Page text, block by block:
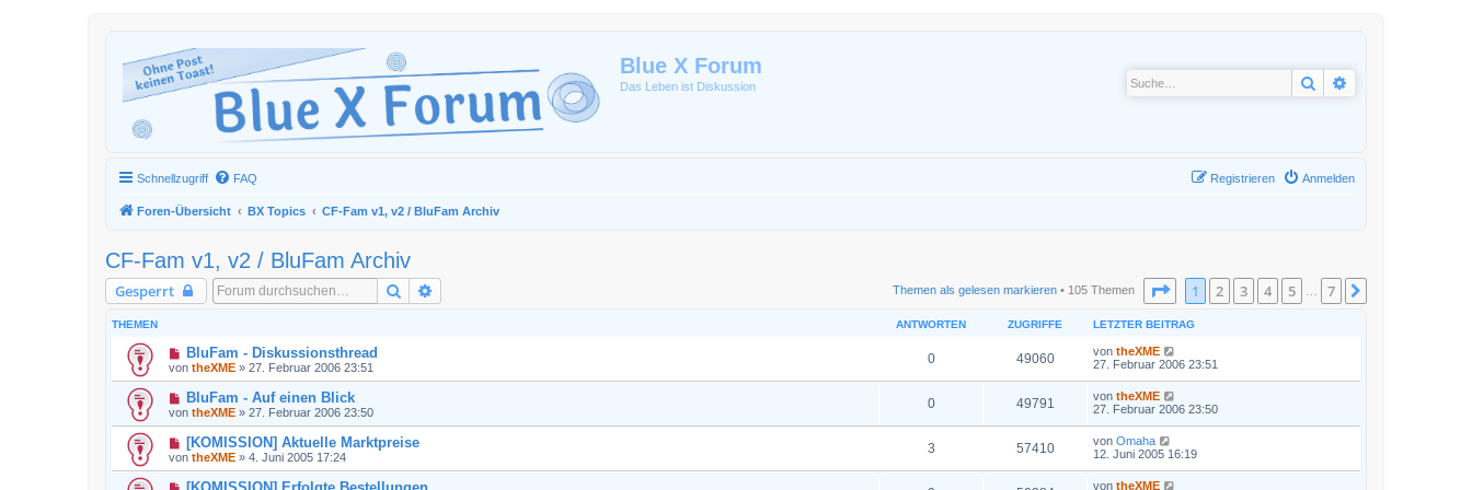
Blue X Forum
Das Leben ist Diskussion Suche
Schnellzugriff FAQ Anmelden
Registrieren
Foren-Übersicht BX Topics CF-Fam v1, v2 / BluFam Archiv
CF-Fam v1, v2 / BluFam Archiv
Gesperrt Suche Themen als gelesen markieren • 105 Themen Seite von7
1 2 3 4 5 7
THEMEN ANTWORTEN ZUGRIFFE LETZTER BEITRAG
BluFam - Diskussionsthread
von theXME » 27. Februar 2006 23:51
0 49060 von theXME
27. Februar 2006 23:51
BluFam - Auf einen Blick
von theXME » 27. Februar 2006 23:50
0 49791 von theXME
27. Februar 2006 23:50
[KOMISSION] Aktuelle Marktpreise
von theXME » 4. Juni 2005 17:24
3 57410 von Omaha
12. Juni 2005 16:19
von theXME